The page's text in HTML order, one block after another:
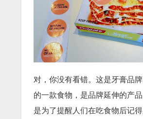
对，你没有看错。这是牙膏品
的一款食物，是品牌延伸的产
是为了提醒人们在吃食物后记